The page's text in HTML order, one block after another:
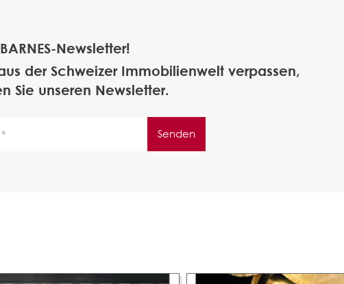
Newsletter!
der Schweizer Immobilienwelt verpassen,
Sie unseren Newsletter.